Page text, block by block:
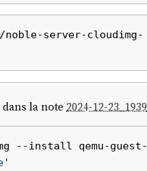
server-cloudimg-
la note 2024-12-23_1939
--install qemu-guest-